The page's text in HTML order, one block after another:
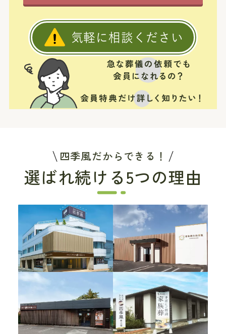
気軽に相談ください
四季風だからできる！
選ばれ続ける5つの理由